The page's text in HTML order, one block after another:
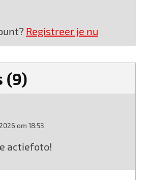
Registreer je nu
(9)
om 18:53
actiefoto!